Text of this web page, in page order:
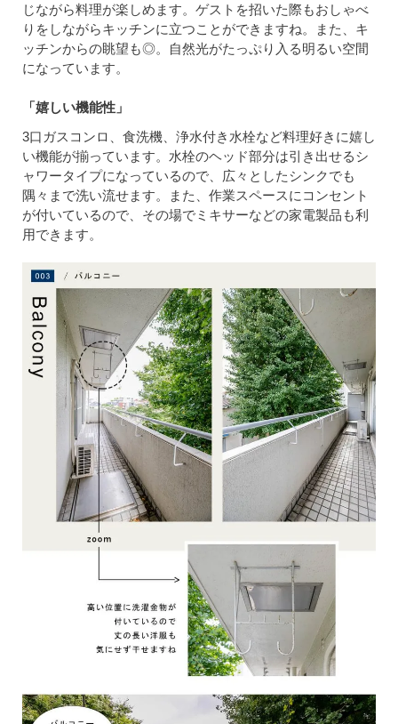
じながら料理が楽しめます。ゲストを招いた際もおしゃべ
りをしながらキッチンに立つことができますね。また、キ
ッチンからの眺望も◎。自然光がたっぷり入る明るい空間
になっています。
「嬉しい機能性」
3口ガスコンロ、食洗機、浄水付き水栓など料理好きに嬉し
い機能が揃っています。水栓のヘッド部分は引き出せるシ
ャワータイプになっているので、広々としたシンクでも
隅々まで洗い流せます。また、作業スペースにコンセント
が付いているので、その場でミキサーなどの家電製品も利
用できます。